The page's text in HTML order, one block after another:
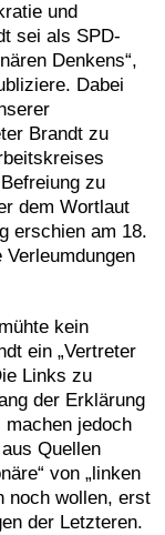
und
sei als SPD-
Denkens“,
Dabei
Brandt zu
zu
dem Wortlaut
erschien am 18.
kein
ein „Vertreter
Links zu
der Erklärung
jedoch
Quellen
von „linken
noch wollen, erst
der Letzteren.